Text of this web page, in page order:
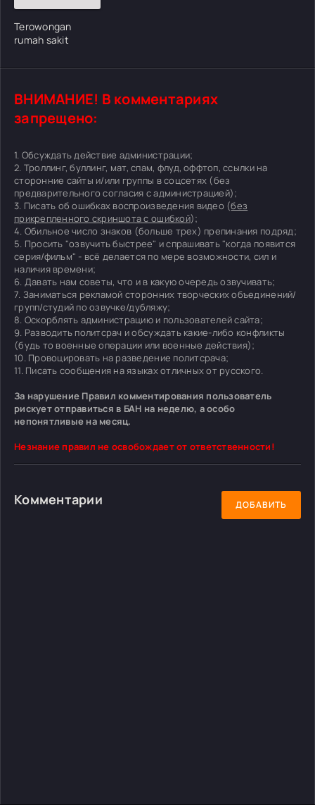
Terowongan
rumah sakit
ВНИМАНИЕ! В комментариях
запрещено:
1. Обсуждать действие администрации;
2. Троллинг, буллинг, мат, спам, флуд, оффтоп, ссылки на
сторонние сайты и/или группы в соцсетях (без
предварительного согласия с администрацией);
3. Писать об ошибках воспроизведения видео (без
прикрепленного скриншота с ошибкой);
4. Обильное число знаков (больше трех) препинания подряд;
5. Просить "озвучить быстрее" и спрашивать "когда появится
серия/фильм" - всё делается по мере возможности, сил и
наличия времени;
6. Давать нам советы, что и в какую очередь озвучивать;
7. Заниматься рекламой сторонних творческих объединений/
групп/студий по озвучке/дубляжу;
8. Оскорблять администрацию и пользователей сайта;
9. Разводить политсрач и обсуждать какие-либо конфликты
(будь то военные операции или военные действия);
10. Провоцировать на разведение политсрача;
11. Писать сообщения на языках отличных от русского.
За нарушение Правил комментирования пользователь
рискует отправиться в БАН на неделю, а особо
непонятливые на месяц.
Незнание правил не освобождает от ответственности!
Комментарии ДОБАВИТЬ